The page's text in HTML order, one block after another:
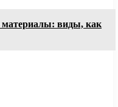
виды, как